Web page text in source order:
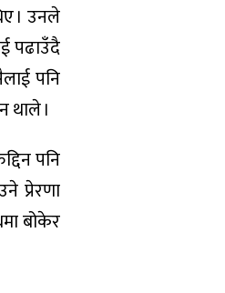
। उनले
पढाउँदै
पनि
थाले ।
पनि
प्रेरणा
बोकेर